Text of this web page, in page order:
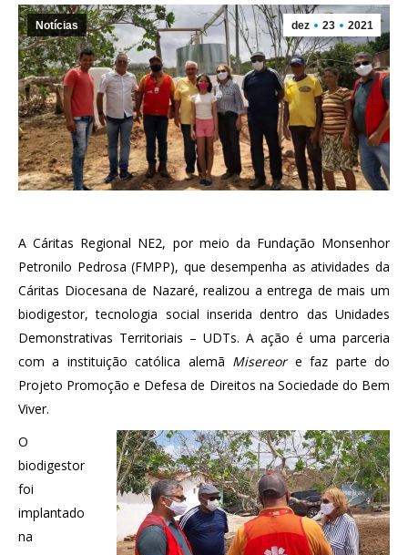
dez 23 2021
Notícias
A Cáritas Regional NE2, por meio da Fundação Monsenhor
Petronilo Pedrosa (FMPP), que desempenha as atividades da
Cáritas Diocesana de Nazaré, realizou a entrega de mais um
biodigestor, tecnologia social inserida dentro das Unidades
Demonstrativas Territoriais – UDTs. A ação é uma parceria
com a instituição católica alemã Misereore faz parte do
Projeto Promoção e Defesa de Direitos na Sociedade do Bem
Viver.
O
biodigestor
foi
implantado
na